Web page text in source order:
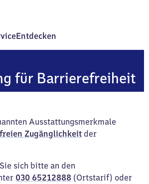
Entdecken
für Barrierefreiheit
Ausstattungsmerkmale
Zugänglichkeit der
sich bitte an den
030 65212888 (Ortstarif) oder